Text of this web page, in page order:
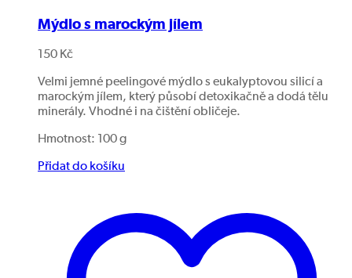
Mýdlo s marockým jílem
150 Kč
Velmi jemné peelingové mýdlo s eukalyptovou silicí a
marockým jílem, který působí detoxikačně a dodá tělu
minerály. Vhodné i na čištění obličeje.
Hmotnost: 100 g
Přidat do košíku